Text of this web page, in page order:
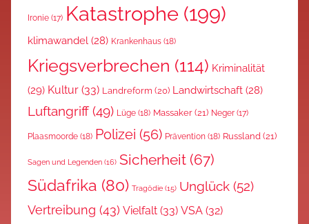
Ironie (17) Katastrophe (199)
klimawandel (28) Krankenhaus (18)
Kriegsverbrechen (114) Kriminalität
(29) Kultur (33) Landreform (20) Landwirtschaft (28)
Luftangriff (49) Lüge (18) Massaker (21) Neger (17)
Plaasmoorde (18) Polizei (56) Prävention (18) Russland (21)
Sagen und Legenden (16) Sicherheit (67)
Südafrika (80) Tragödie (15) Unglück (52)
Vertreibung (43) Vielfalt (33) VSA (32)